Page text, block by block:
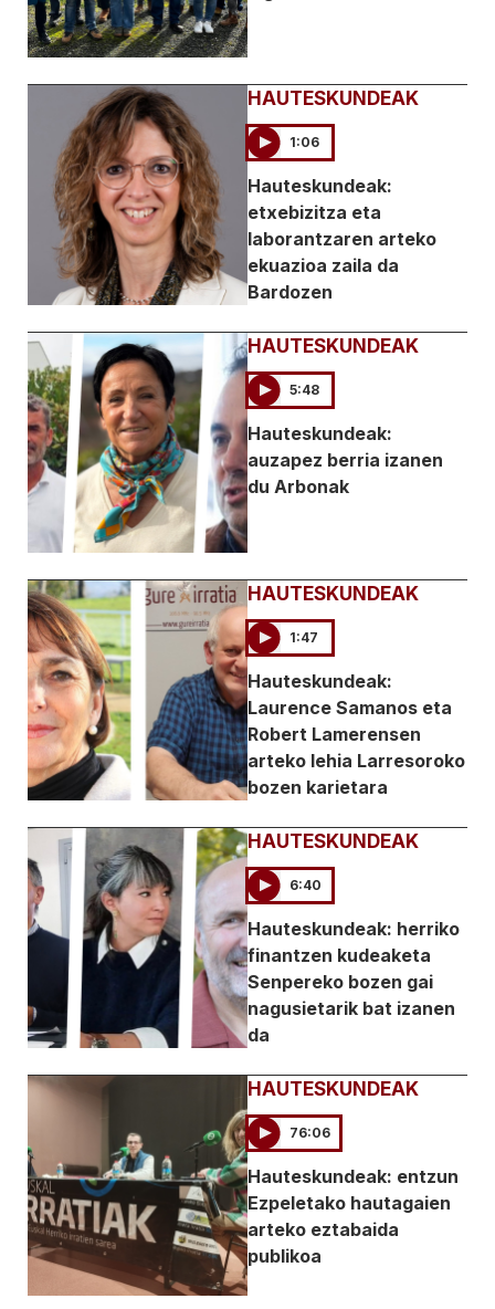
HAUTESKUNDEAK
1:06
Hauteskundeak:
etxebizitza eta
laborantzaren arteko
ekuazioa zaila da
Bardozen
HAUTESKUNDEAK
5:48
Hauteskundeak:
auzapez berria izanen
du Arbonak
HAUTESKUNDEAK
1:47
Hauteskundeak:
Laurence Samanos eta
Robert Lamerensen
arteko lehia Larresoroko
bozen karietara
HAUTESKUNDEAK
6:40
Hauteskundeak: herriko
finantzen kudeaketa
Senpereko bozen gai
nagusietarik bat izanen
da
HAUTESKUNDEAK
76:06
Hauteskundeak: entzun
Ezpeletako hautagaien
arteko eztabaida
publikoa